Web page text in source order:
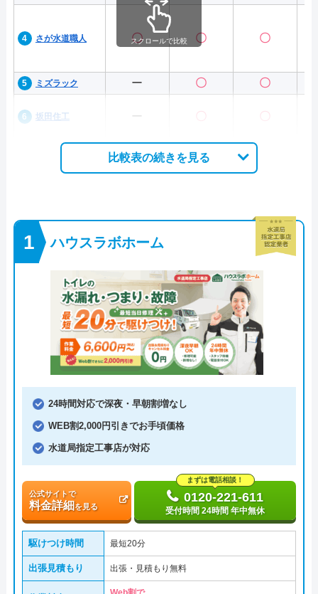
さが水道職人 〇 〇 〇
ミズラック ー 〇 〇
坂田住工 ー 〇 〇
スクロールで比較
比較表の続きを見る
ハウスラボホーム
24時間対応で深夜・早朝割増なし
WEB割2,000円引きでお手頃価格
水道局指定工事店が対応
公式サイトで
料金詳細を見る
まずは電話相談！
0120-221-611
受付時間 24時間 年中無休
駆けつけ時間 最短20分
出張見積もり 出張・見積もり無料